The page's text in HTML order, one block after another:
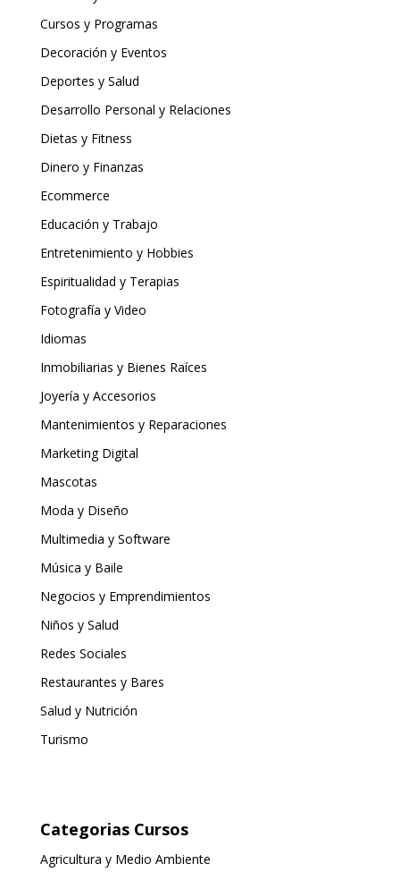
Cursos y Programas
Decoración y Eventos
Deportes y Salud
Desarrollo Personal y Relaciones
Dietas y Fitness
Dinero y Finanzas
Ecommerce
Educación y Trabajo
Entretenimiento y Hobbies
Espiritualidad y Terapias
Fotografía y Video
Idiomas
Inmobiliarias y Bienes Raíces
Joyería y Accesorios
Mantenimientos y Reparaciones
Marketing Digital
Mascotas
Moda y Diseño
Multimedia y Software
Música y Baile
Negocios y Emprendimientos
Niños y Salud
Redes Sociales
Restaurantes y Bares
Salud y Nutrición
Turismo
Categorias Cursos
Agricultura y Medio Ambiente